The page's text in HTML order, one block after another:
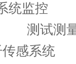
统监控
测试测
感系统